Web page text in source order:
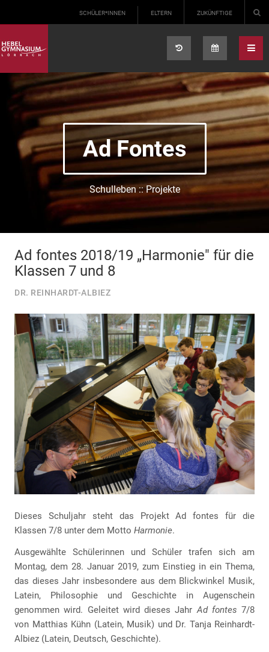
SCHÜLER*INNEN ELTERN ZUKÜNFTIGE
Ad Fontes
Schulleben :: Projekte
Ad fontes 2018/19 „Harmonie" für die
Klassen 7 und 8
DR. REINHARDT-ALBIEZ
Dieses Schuljahr steht das Projekt Ad fontes für die
Klassen 7/8 unter dem Motto Harmonie.
Ausgewählte Schülerinnen und Schüler trafen sich am
Montag, dem 28. Januar 2019, zum Einstieg in ein Thema,
das dieses Jahr insbesondere aus dem Blickwinkel Musik,
Latein, Philosophie und Geschichte in Augenschein
genommen wird. Geleitet wird dieses JahrAd fontes 7/8
von Matthias Kühn (Latein, Musik) und Dr. Tanja Reinhardt-
Albiez (Latein, Deutsch, Geschichte).